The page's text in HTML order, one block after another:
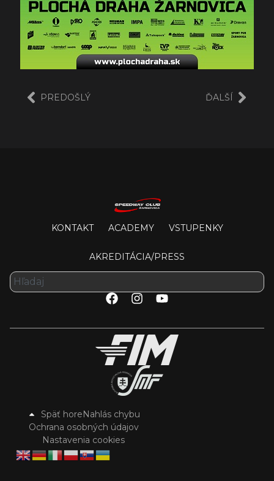
PREDOŠLÝ ĎALŠÍ
KONTAKT ACADEMY VSTUPENKY
AKREDITÁCIA/PRESS
Späť horeNahlás chybu
Ochrana osobných údajov
Nastavenia cookies